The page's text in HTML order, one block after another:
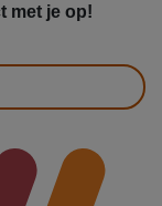
met je op!